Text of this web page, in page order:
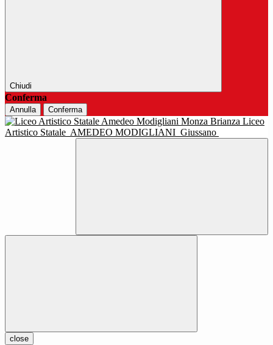
Chiudi
Conferma
Annulla Conferma
Liceo
Artistico Statale AMEDEO MODIGLIANI Giussano
close